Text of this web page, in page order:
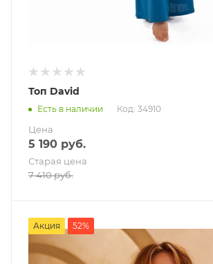
Топ David
Есть в наличии Код: 34910
Цена
5 190 руб.
Старая цена
7 410руб.
Акция 52%